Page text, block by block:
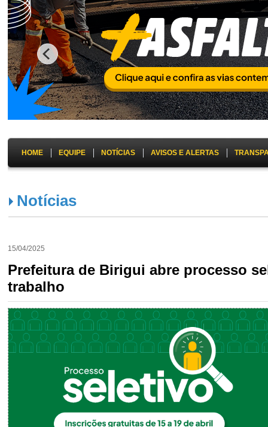
HOME EQUIPE NOTÍCIAS AVISOS E ALERTAS
Notícias
15/04/2025
Prefeitura de Birigui abre processo
trabalho